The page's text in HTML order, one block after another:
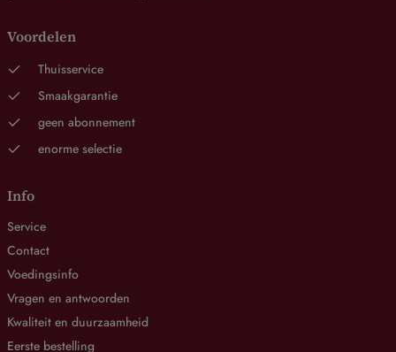
Voordelen
Thuisservice
Smaakgarantie
geen abonnement
enorme selectie
Info
Service
Contact
Voedingsinfo
Vragen en antwoorden
Kwaliteit en duurzaamheid
Eerste bestelling